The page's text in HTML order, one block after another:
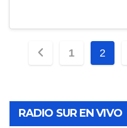
Paginación
entradas
1 2
RADIO SUR EN VIVO